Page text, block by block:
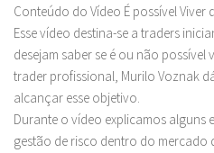
Conteúdo do Vídeo É possível Viver
Esse vídeo destina-se a traders
desejam saber se é ou não
trader profissional, Murilo Voznak
alcançar esse objetivo.
Durante o vídeo explicamos alguns
gestão de risco dentro do